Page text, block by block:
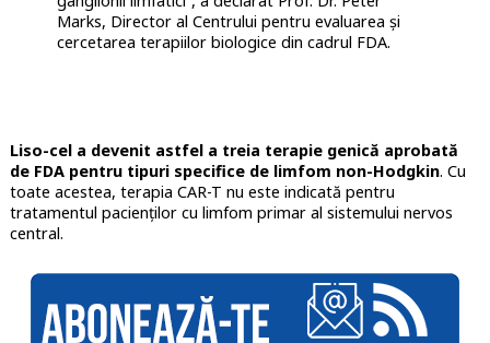
Marks, Director al Centrului pentru evaluarea și
cercetarea terapiilor biologice din cadrul FDA.
Liso-cel a devenit astfel a treia terapie genică aprobată
de FDA pentru tipuri specifice de limfom non-Hodgkin. Cu
toate acestea, terapia CAR-T nu este indicată pentru
tratamentul pacienților cu limfom primar al sistemului nervos
central.